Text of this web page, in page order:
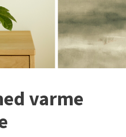
varme